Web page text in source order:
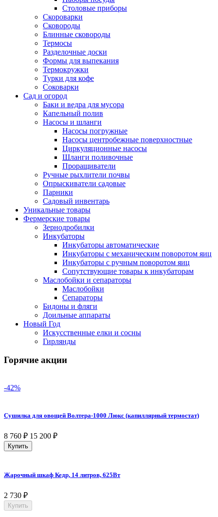
Столовые приборы
Скороварки
Сковороды
Блинные сковороды
Термосы
Разделочные доски
Формы для выпекания
Термокружки
Турки для кофе
Соковарки
Сад и огород
Баки и ведра для мусора
Капельный полив
Насосы и шланги
Насосы погружные
Насосы центробежные поверхностные
Циркуляционные насосы
Шланги поливочные
Проращиватели
Ручные рыхлители почвы
Опрыскиватели садовые
Парники
Садовый инвентарь
Уникальные товары
Фермерские товары
Зернодробилки
Инкубаторы
Инкубаторы автоматические
Инкубаторы с механическим поворотом яиц
Инкубаторы с ручным поворотом яиц
Сопутствующие товары к инкубаторам
Маслобойки и сепараторы
Маслобойки
Сепараторы
Бидоны и фляги
Доильные аппараты
Новый Год
Искусственные елки и сосны
Гирлянды
Горячие акции
-42%
Сушилка для овощей Волтера-1000 Люкс (капиллярный термостат)
8 760 ₽ 15 200 ₽
Купить
Жарочный шкаф Кедр, 14 литров, 625Вт
2 730 ₽
Купить